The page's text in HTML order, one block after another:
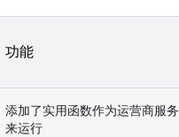
功能
添加了实用函数作为运营商服务
来运行